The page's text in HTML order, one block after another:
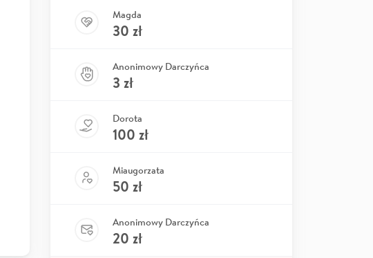
Magda
30 zł
Anonimowy Darczyńca
3 zł
Dorota
100 zł
Miaugorzata
50 zł
Anonimowy Darczyńca
20 zł